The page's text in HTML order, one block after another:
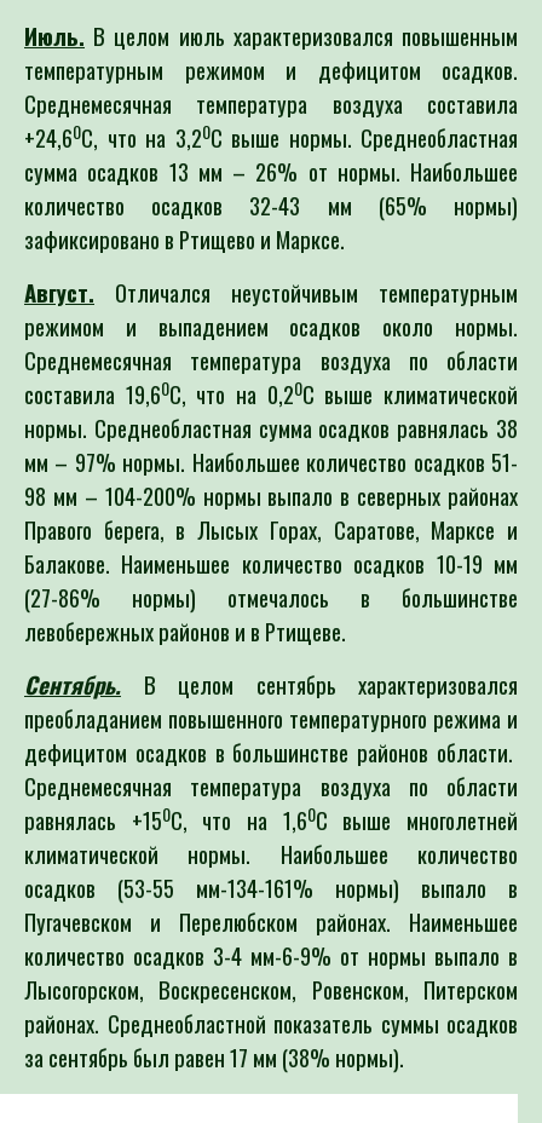
Июль. В целом июль характеризовался повышенным
температурным режимом и дефицитом осадков.
Среднемесячная температура воздуха составила
+24,60С, что на 3,20С выше нормы. Среднеобластная
сумма осадков 13 мм – 26% от нормы. Наибольшее
количество осадков 32-43 мм (65% нормы)
зафиксировано в Ртищево и Марксе.
Август. Отличался неустойчивым температурным
режимом и выпадением осадков около нормы.
Среднемесячная температура воздуха по области
составила 19,60С, что на 0,20С выше климатической
нормы. Среднеобластная сумма осадков равнялась 38
мм – 97% нормы. Наибольшее количество осадков 51-
98 мм – 104-200% нормы выпало в северных районах
Правого берега, в Лысых Горах, Саратове, Марксе и
Балакове. Наименьшее количество осадков 10-19 мм
(27-86% нормы) отмечалось в большинстве
левобережных районов и в Ртищеве.
Сентябрь. В целом сентябрь характеризовался
преобладанием повышенного температурного режима и
дефицитом осадков в большинстве районов области.
Среднемесячная температура воздуха по области
равнялась +150С, что на 1,60С выше многолетней
климатической нормы. Наибольшее количество
осадков (53-55 мм-134-161% нормы) выпало в
Пугачевском и Перелюбском районах. Наименьшее
количество осадков 3-4 мм-6-9% от нормы выпало в
Лысогорском, Воскресенском, Ровенском, Питерском
районах. Среднеобластной показатель суммы осадков
за сентябрь был равен 17 мм (38% нормы).